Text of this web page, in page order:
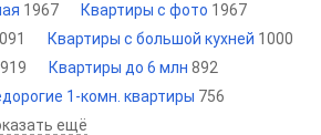
1967 Квартиры с фото 1967
Квартиры с большой кухней 1000
919 Квартиры до 6 млн 892
1-комн. квартиры 756
ещё